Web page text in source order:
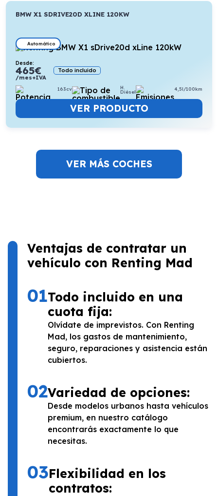
BMW X1 SDRIVE20D XLINE 120KW
Automático
Desde:
465€
/mes+IVA
Todo incluido
163cv H.
Diésel 4,5l/100km
VER PRODUCTO
VER MÁS COCHES
Ventajas de contratar un
vehículo con Renting Mad
01Todo incluido en una
cuota fija:
Olvídate de imprevistos. Con Renting
Mad, los gastos de mantenimiento,
seguro, reparaciones y asistencia están
cubiertos.
02Variedad de opciones:
Desde modelos urbanos hasta vehículos
premium, en nuestro catálogo
encontrarás exactamente lo que
necesitas.
03Flexibilidad en los
contratos: